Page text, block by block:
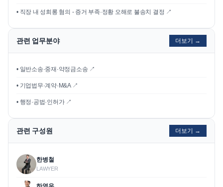
• 직장 내 성희롱 혐의 - 증거 부족·정황 오해로 불송치 결정 ↗
관련 업무분야 더보기 →
• 일반소송·중재·약정금소송 ↗
• 기업법무·계약·M&A ↗
• 행정·공법·인허가 ↗
관련 구성원 더보기 →
한병철
LAWYER